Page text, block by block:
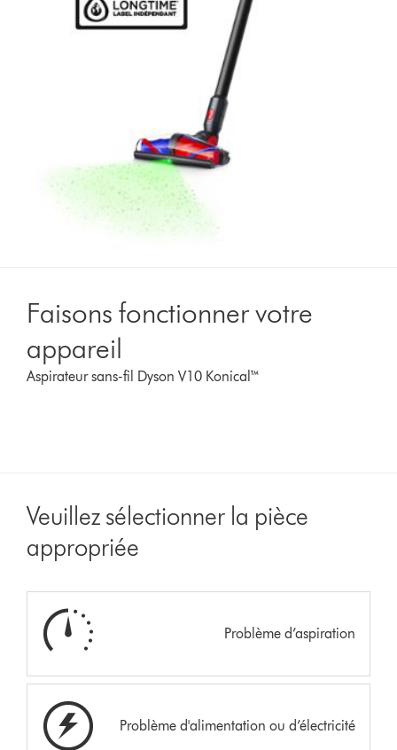
Faisons fonctionner votre
appareil
Aspirateur sans-fil Dyson V10 Konical™
Veuillez sélectionner la pièce
appropriée
Problème d’aspiration
Problème d'alimentation ou d’électricité